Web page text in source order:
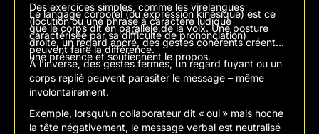
Des exercices simples, comme les virelangues
(locution ou une phrase à caractère ludique
caractérisée par sa difficulté de prononciation)
peuvent faire la différence.
Le langage corporel (ou expression kinésique) est ce
que le corps dit en parallèle de la voix. Une posture
droite, un regard ancré, des gestes cohérents créent
une présence et soutiennent le propos.
À l’inverse, des gestes fermés, un regard fuyant ou un
corps replié peuvent parasiter le message – même
involontairement.
Exemple, lorsqu’un collaborateur dit « oui » mais hoche
la tête négativement, le message verbal est neutralisé